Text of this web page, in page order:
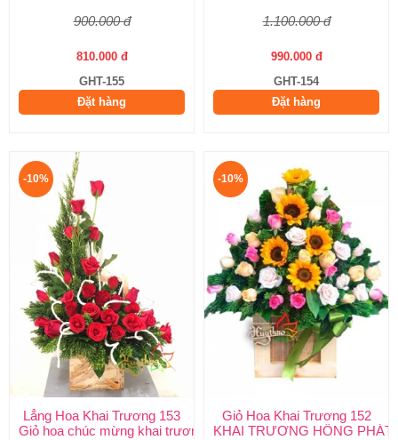
900.000 đ
810.000 đ
GHT-155
Đặt hàng
1.100.000 đ
990.000 đ
GHT-154
Đặt hàng
-10%
Lẳng Hoa Khai Trương 153
Giỏ hoa chúc mừng khai trương, sinh nhật
-10%
Giỏ Hoa Khai Trương 152
KHAI TRƯƠNG HỒNG PHÁT